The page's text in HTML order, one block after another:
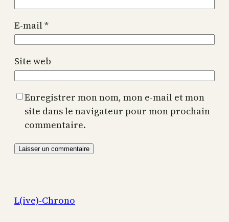
E-mail*
Site web
Enregistrer mon nom, mon e-mail et mon
site dans le navigateur pour mon prochain
commentaire.
L(ive)-Chrono